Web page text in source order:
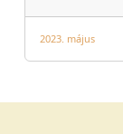
2023. május